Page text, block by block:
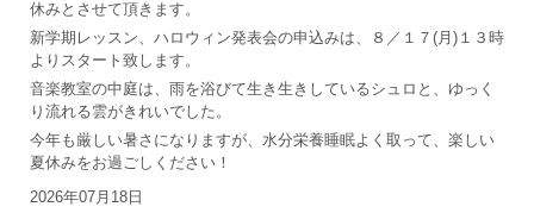
休みとさせて頂きます。
新学期レッスン、ハロウィン発表会の申込みは、８／１７(月)１３時
よりスタート致します。
音楽教室の中庭は、雨を浴びて生き生きしているシュロと、ゆっく
り流れる雲がきれいでした。
今年も厳しい暑さになりますが、水分栄養睡眠よく取って、楽しい
夏休みをお過ごしください！
2026年07月18日